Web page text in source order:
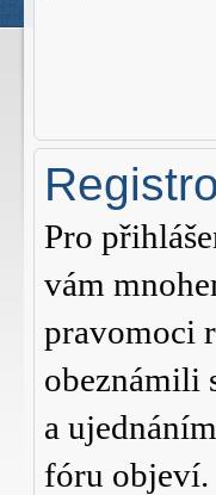
Pro
vám
pravomoci
obeznámili
a
fóru objeví.